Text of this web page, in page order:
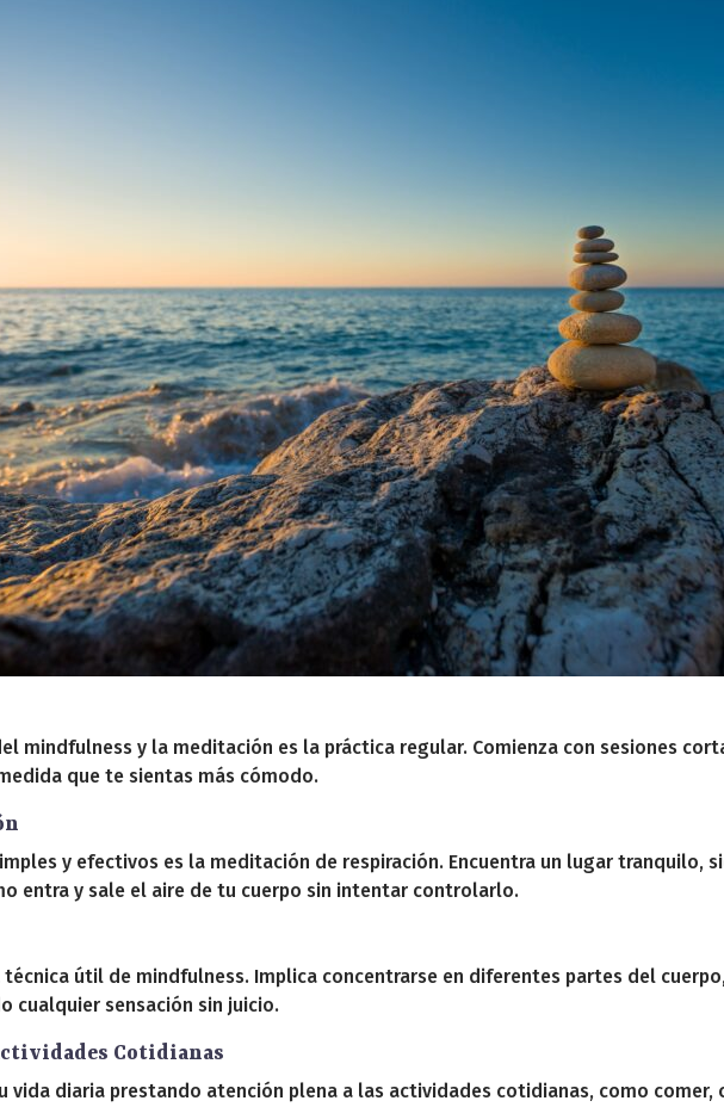
mindfulness y la meditación es la práctica regular. Comienza con sesiones
que te sientas más cómodo.
y efectivos es la meditación de respiración. Encuentra un lugar tranquilo,
entra y sale el aire de tu cuerpo sin intentar controlarlo.
útil de mindfulness. Implica concentrarse en diferentes partes del
cualquier sensación sin juicio.
Cotidianas
vida diaria prestando atención plena a las actividades cotidianas, como